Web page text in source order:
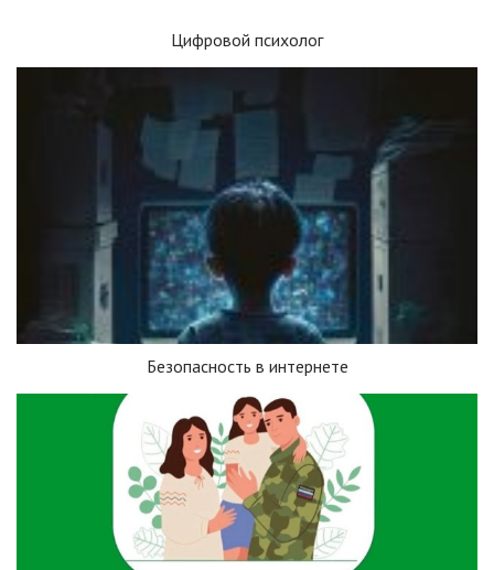
Цифровой психолог
Безопасность в интернете